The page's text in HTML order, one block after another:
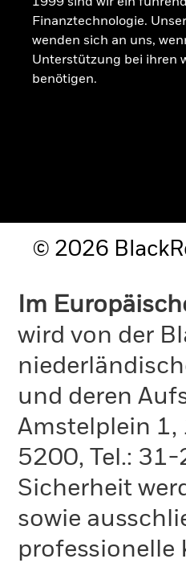
Finanztechnologie.
wenden sich an uns,
Unterstützung bei ihren
benötigen.
© 2026
Im
wird von der
und deren
Amstelplein 1,
5200, Tel.:
Sicherheit
sowie
professionelle